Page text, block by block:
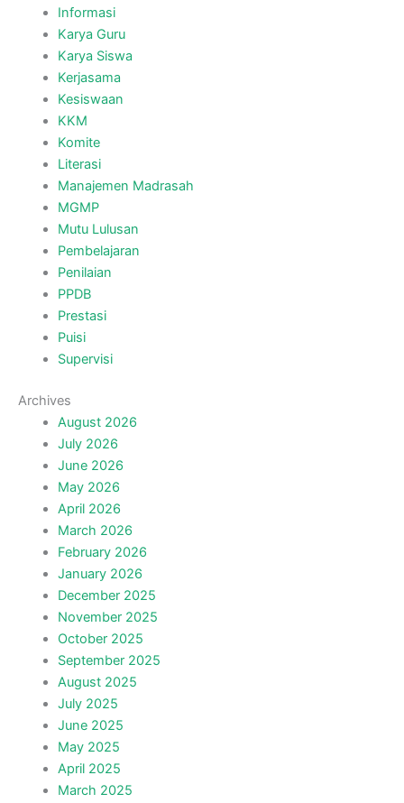
Informasi
Karya Guru
Karya Siswa
Kerjasama
Kesiswaan
KKM
Komite
Literasi
Manajemen Madrasah
MGMP
Mutu Lulusan
Pembelajaran
Penilaian
PPDB
Prestasi
Puisi
Supervisi
Archives
August 2026
July 2026
June 2026
May 2026
April 2026
March 2026
February 2026
January 2026
December 2025
November 2025
October 2025
September 2025
August 2025
July 2025
June 2025
May 2025
April 2025
March 2025